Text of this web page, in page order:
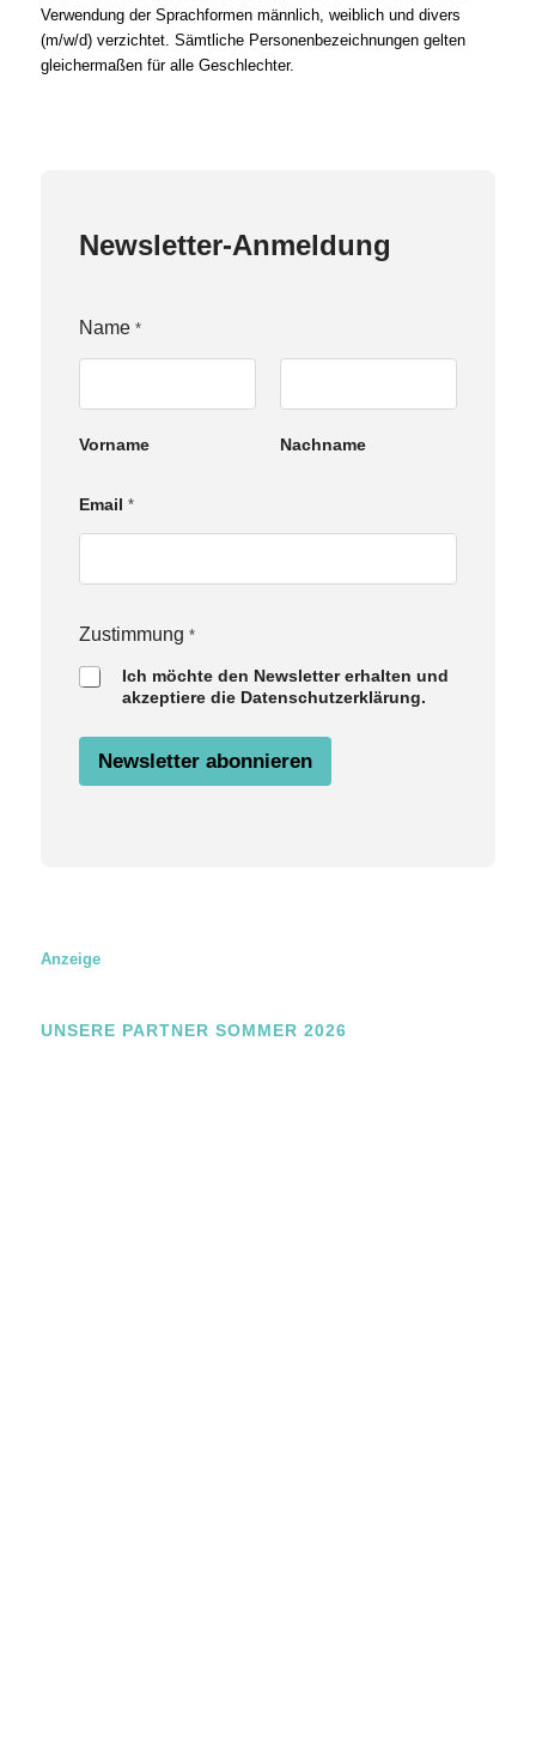
Verwendung der Sprachformen männlich, weiblich und divers
(m/w/d) verzichtet. Sämtliche Personenbezeichnungen gelten
gleichermaßen für alle Geschlechter.
Newsletter-Anmeldung
Name *
Vorname Nachname
E
a
s
i
Email *
Zustimmung *
Ich möchte den Newsletter erhalten und
akzeptiere die Datenschutzerklärung.
Newsletter abonnieren
Anzeige
UNSERE PARTNER SOMMER 2026